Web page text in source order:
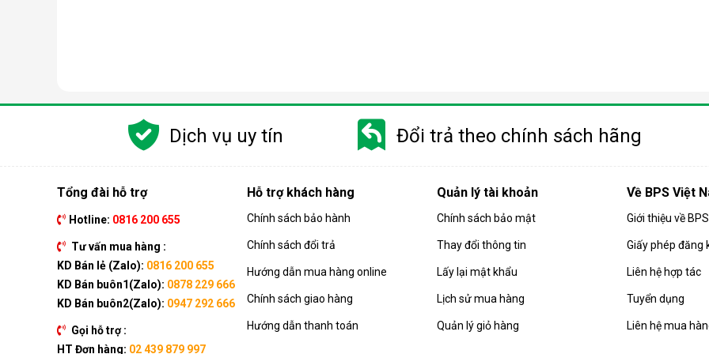
Nguyên lý hoạt động của máy lọc nước RO
Công nghệ RO dựa trên quá trình thẩm thấu ngược, trong đó nước được ép qua một màng lọc bán thấm nhờ áp lực
đi qua, giữ lại gần như hoàn toàn tạp chất, vi khuẩn, virus, chất rắn hòa tan hay kim loại nặng.
Quá trình này đòi hỏi nguồn nước phải được đẩy lên áp suất cao hơn áp suất thẩm thấu tự nhiên, nhờ bơm tăng áp
gần như đạt độ tinh khiết tối đa, đáp ứng tiêu chuẩn nước uống trực tiếp.
Điều đặc biệt của công nghệ này là khả năng loại bỏ đến 99,9% các chất ô nhiễm, giúp bạn an tâm hơn khi sử dụng
Dịch vụ uy tín Đổi trả theo chính sách hãng
Tổng đài hỗ trợ
Hotline: 0816 200 655
Tư vấn mua hàng :
KD Bán lẻ (Zalo): 0816 200 655
KD Bán buôn1(Zalo): 0878 229 666
KD Bán buôn2(Zalo): 0947 292 666
Gọi hỗ trợ :
HT Đơn hàng: 02 439 879 997
Hỗ trợ khách hàng
Chính sách bảo hành
Chính sách đổi trả
Hướng dẫn mua hàng online
Chính sách giao hàng
Hướng dẫn thanh toán
Quản lý tài khoản
Chính sách bảo mật
Thay đổi thông tin
Lấy lại mật khẩu
Lịch sử mua hàng
Quản lý giỏ hàng
Về BPS Việt
Giới thiệu về
Giấy phép đăng
Liên hệ hợp tác
Tuyển dụng
Liên hệ mua